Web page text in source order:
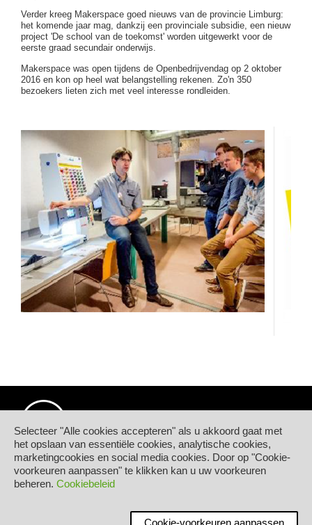
Selecteer "Alle cookies accepteren" als u akkoord gaat met
het opslaan van essentiële cookies, analytische cookies,
marketingcookies en social media cookies. Door op "Cookie-
voorkeuren aanpassen" te klikken kan u uw voorkeuren
beheren. Cookiebeleid
Cookie-voorkeuren aanpassen
Verder kreeg Makerspace goed nieuws van de provincie Limburg:
het komende jaar mag, dankzij een provinciale subsidie, een nieuw
project 'De school van de toekomst' worden uitgewerkt voor de
eerste graad secundair onderwijs.
Makerspace was open tijdens de Openbedrijvendag op 2 oktober
2016 en kon op heel wat belangstelling rekenen. Zo'n 350
bezoekers lieten zich met veel interesse rondleiden.
© Hogeschool PXL
Elfde-Liniestraat 24
B-3500 HASSELT